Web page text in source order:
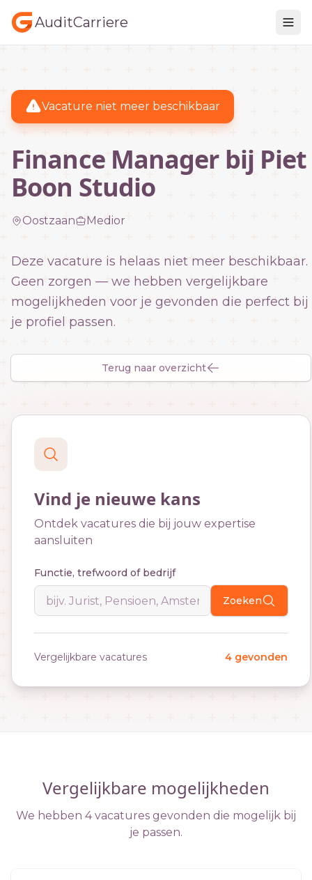
AuditCarriere
Vacature niet meer beschikbaar
Finance Manager bij Piet
Boon Studio
Oostzaan Medior
Deze vacature is helaas niet meer beschikbaar.
Geen zorgen — we hebben vergelijkbare
mogelijkheden voor je gevonden die perfect bij
je profiel passen.
Terug naar overzicht
Vind je nieuwe kans
Ontdek vacatures die bij jouw expertise
aansluiten
Functie, trefwoord of bedrijf
Zoeken
Vergelijkbare vacatures 4 gevonden
Vergelijkbare mogelijkheden
We hebben 4 vacatures gevonden die mogelijk bij
je passen.